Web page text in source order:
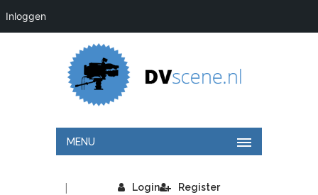
Inloggen
MENU
Login
| Register